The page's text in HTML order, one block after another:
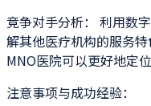
竞争对手分析： 利用数
解其他医疗机构的服务
MNO医院可以更好地定
注意事项与成功经验：